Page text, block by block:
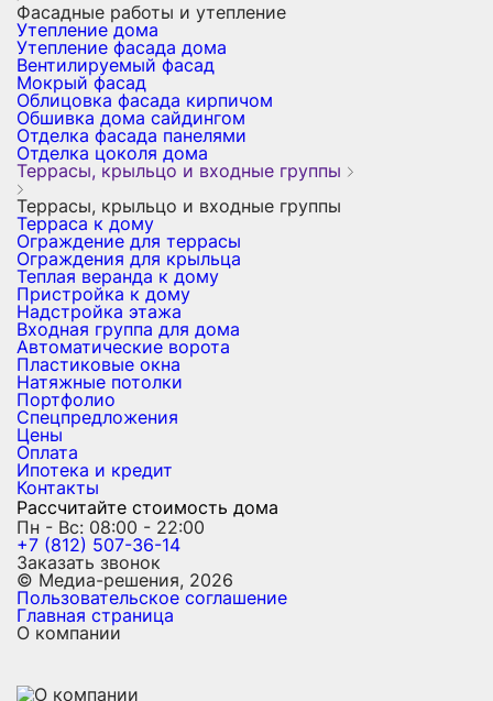
Фасадные работы и утепление
Утепление дома
Утепление фасада дома
Вентилируемый фасад
Мокрый фасад
Облицовка фасада кирпичом
Обшивка дома сайдингом
Отделка фасада панелями
Отделка цоколя дома
Террасы, крыльцо и входные группы
Террасы, крыльцо и входные группы
Терраса к дому
Ограждение для террасы
Ограждения для крыльца
Теплая веранда к дому
Пристройка к дому
Надстройка этажа
Входная группа для дома
Автоматические ворота
Пластиковые окна
Натяжные потолки
Портфолио
Спецпредложения
Цены
Оплата
Ипотека и кредит
Контакты
Рассчитайте стоимость дома
Пн - Вс: 08:00 - 22:00
+7 (812) 507-36-14
Заказать звонок
© Медиа-решения, 2026
Пользовательское соглашение
Главная страница
О компании